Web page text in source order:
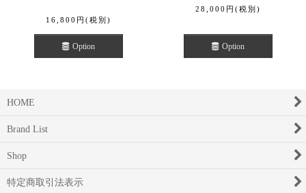
16,800 円 (税別)
Option
28,000 円 (税別)
Option
HOME
Brand List
Shop
特定商取引法表示